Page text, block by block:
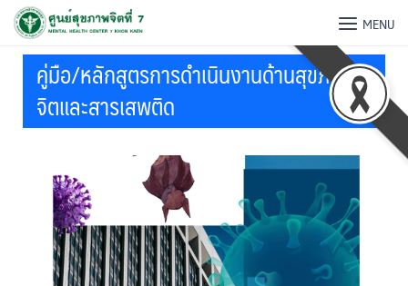
MENU
คู่มือ/หลักสูตรการดำเนินงานด้านสุขภาพ
จิตและสารเสพติด